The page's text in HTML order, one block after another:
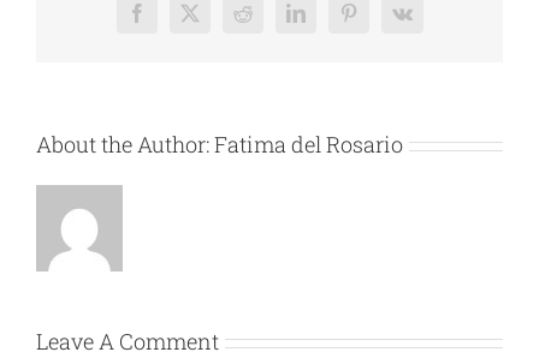
Facebook
X RedditLinkedInPinterest
Vk
About the Author:Fatima del Rosario
Leave A Comment